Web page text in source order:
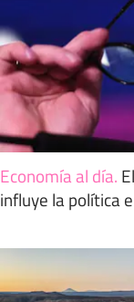
Economía al día.
influye la política